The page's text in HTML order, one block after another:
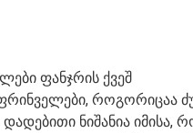
ფანჯრის ქვეშ
როგორიცაა
დადებითი ნიშანია იმისა,